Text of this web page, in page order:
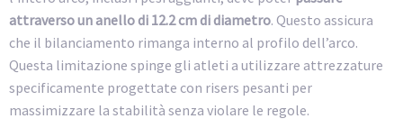
attraverso un anello di 12.2 cm di diametro. Questo assicura
che il bilanciamento rimanga interno al profilo dell’arco.
Questa limitazione spinge gli atleti a utilizzare attrezzature
specificamente progettate con risers pesanti per
massimizzare la stabilità senza violare le regole.